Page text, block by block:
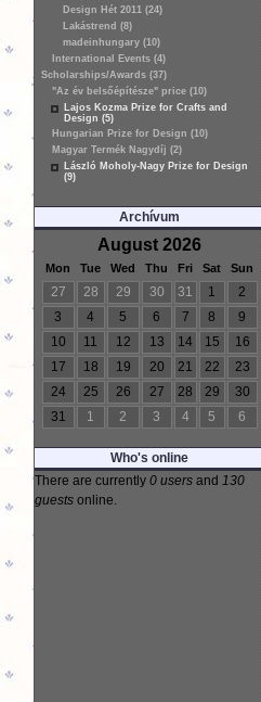
Design Hét 2011 (24)
Lakástrend (8)
madeinhungary (10)
International Events (4)
Scholarships/Awards (37)
"Az év belsőépítésze" price (10)
Lajos Kozma Prize for Crafts and
Design (5)
Hungarian Prize for Design (10)
Magyar Termék Nagydíj (2)
László Moholy-Nagy Prize for Design
(9)
Archívum
August 2026
Mon Tue Wed Thu Fri Sat Sun
27 28 29 30 31 1
2
3
4 5 6 7 8
9
10
11 12 13 14 15
16
17
18 19 20 21 22
23
24
25 26 27 28 29
30
31
1 2 3 4 5 6
Who's online
There are currently 0 usersand 130
guestsonline.